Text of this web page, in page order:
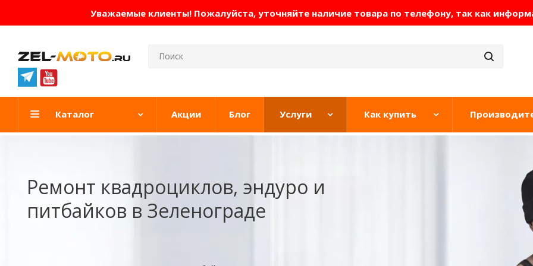
Уважаемые клиенты! Пожалуйста, уточняйте наличие товара по телефону, так как
Каталог Акции Блог Услуги Как купить
Ремонт квадроциклов, эндуро и
питбайков в Зеленограде